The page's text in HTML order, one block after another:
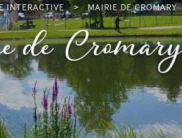
INTERACTIVE MAIRIE DE CROMARY